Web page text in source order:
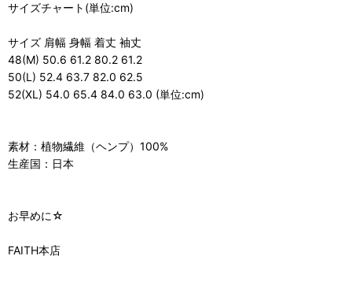
サイズチャート(単位:cm)
サイズ 肩幅 身幅 着丈 袖丈
48(M) 50.6 61.2 80.2 61.2
50(L) 52.4 63.7 82.0 62.5
52(XL) 54.0 65.4 84.0 63.0 (単位:cm)
素材：植物繊維（ヘンプ）100%
生産国：日本
お早めに☆
FAITH本店